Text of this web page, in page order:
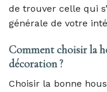
de trouver celle qui
générale de votre
Comment choisir la
décoration ?
Choisir la bonne